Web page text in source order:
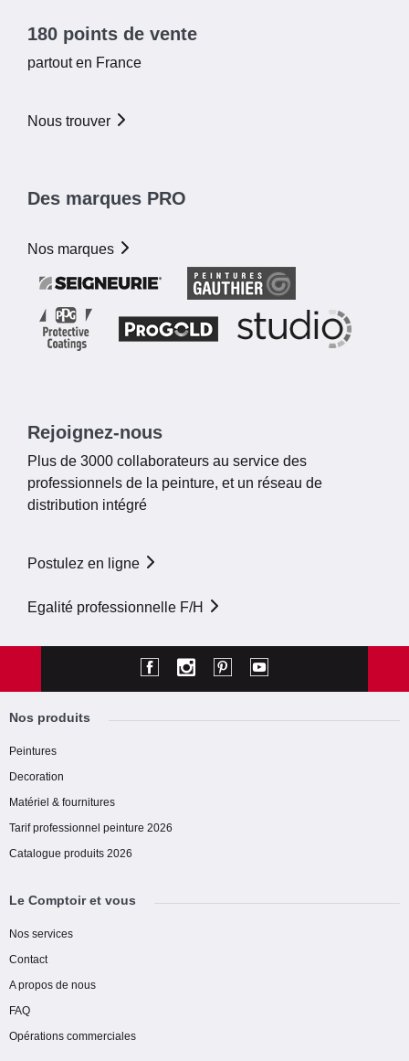
180 points de vente
partout en France
Nous trouver
Des marques PRO
Nos marques
Rejoignez-nous
Plus de 3000 collaborateurs au service des
professionnels de la peinture, et un réseau de
distribution intégré
Postulez en ligne
Egalité professionnelle F/H
Nos produits
Peintures
Decoration
Matériel & fournitures
Tarif professionnel peinture 2026
Catalogue produits 2026
Le Comptoir et vous
Nos services
Contact
A propos de nous
FAQ
Opérations commerciales